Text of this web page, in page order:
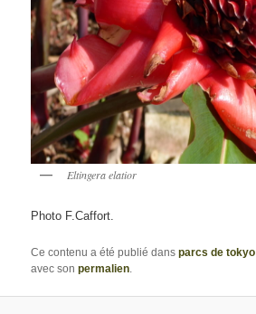
Eltingera elatior
Photo F.Caffort.
Ce contenu a été publié dansparcs de tokyo
avec sonpermalien.